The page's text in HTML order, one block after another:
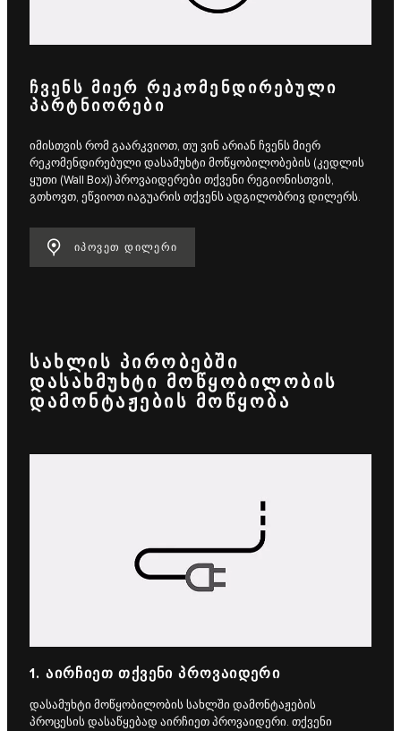
ᲩᲕᲔᲜᲡ ᲛᲘᲔᲠ ᲠᲔᲙᲝᲛᲔᲜᲓᲘᲠᲔᲑᲣᲚᲘ
ᲞᲐᲠᲢᲜᲘᲝᲠᲔᲑᲘ
იმისთვის რომ გაარკვიოთ, თუ ვინ არიან ჩვენს მიერ
რეკომენდირებული დასამუხტი მოწყობილობების (კედლის
ყუთი (Wall Box)) პროვაიდერები თქვენი რეგიონისთვის,
გთხოვთ, ეწვიოთ იაგუარის თქვენს ადგილობრივ დილერს.
ᲘᲞᲝᲕᲔᲗ ᲓᲘᲚᲔᲠᲘ
ᲡᲐᲮᲚᲘᲡ ᲞᲘᲠᲝᲑᲔᲑᲨᲘ
ᲓᲐᲡᲐᲮᲛᲣᲮᲢᲘ ᲛᲝᲬᲧᲝᲑᲘᲚᲝᲑᲘᲡ
ᲓᲐᲛᲝᲜᲢᲐᲟᲔᲑᲘᲡ ᲛᲝᲬᲧᲝᲑᲐ
1. ᲐᲘᲠᲩᲘᲔᲗ ᲗᲥᲕᲔᲜᲘ ᲞᲠᲝᲕᲐᲘᲓᲔᲠᲘ
დასამუხტი მოწყობილობის სახლში დამონტაჟების
პროცესის დასაწყებად აირჩიეთ პროვაიდერი. თქვენი